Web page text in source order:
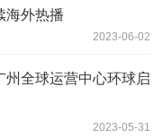
海外热播
2023-06-02
州全球运营中心环球启
2023-05-31